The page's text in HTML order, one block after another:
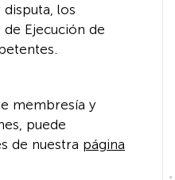
disputa, los
de Ejecución de
membresía y
puede
de nuestra página